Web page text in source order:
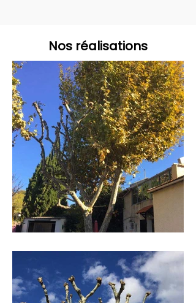
Nos réalisations